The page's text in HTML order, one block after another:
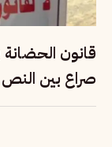
قانون
صراع بين النص